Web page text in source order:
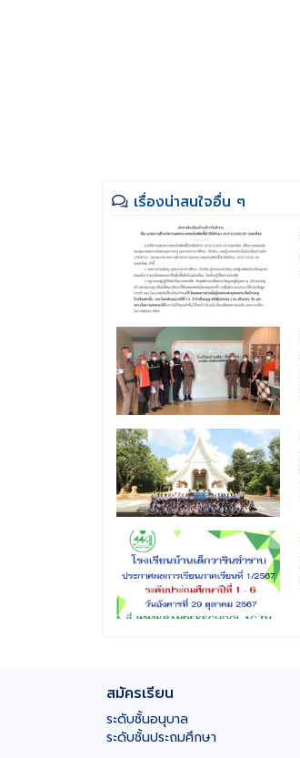
เรื่องน่าสนใจอื่น ๆ
สมัครเรียน
ระดับชั้นอนุบาล
ระดับชั้นประถมศึกษา